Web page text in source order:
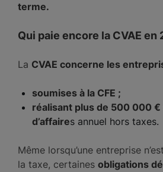
terme.
Qui paie encore la CVAE en
La CVAE concerne les
soumises à la CFE ;
réalisant plus de 500 000
d’affaires annuel hors taxes.
Même lorsqu’une entreprise
la taxe, certaines obligations